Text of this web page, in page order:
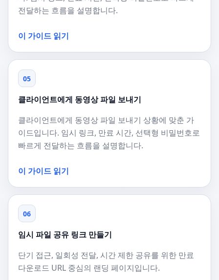
전달하는 흐름을 설명합니다.
이 가이드 읽기
05
클라이언트에게 동영상 파일 보내기
클라이언트에게 동영상 파일 보내기 상황에 맞춘 가
이드입니다. 임시 링크, 만료 시간, 선택형 비밀번호로
빠르게 전달하는 흐름을 설명합니다.
이 가이드 읽기
06
임시 파일 공유 링크 만들기
단기 접근, 일회성 전달, 시간 제한 공유를 위한 만료
다운로드 URL 중심의 랜딩 페이지입니다.